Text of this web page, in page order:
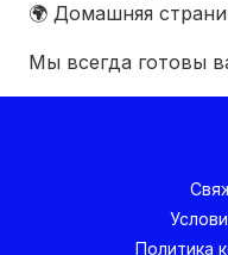
🌍 Домашняя
Мы всегда готовы
Политика